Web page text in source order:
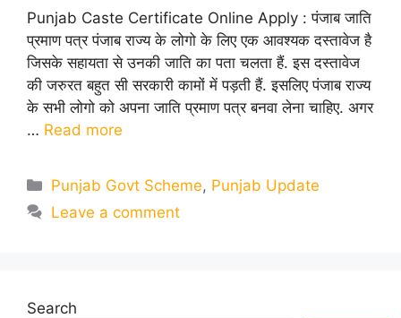
Punjab Caste Certificate Online Apply : पंजाब जाति
प्रमाण पत्र पंजाब राज्य के लोगो के लिए एक आवश्यक दस्तावेज है
जिसके सहायता से उनकी जाति का पता चलता हैं. इस दस्तावेज
की जरुरत बहुत सी सरकारी कामों में पड़ती हैं. इसलिए पंजाब राज्य
के सभी लोगो को अपना जाति प्रमाण पत्र बनवा लेना चाहिए. अगर
… Read more
Categories
Punjab Govt Scheme, Punjab Update
Leave a comment
Search